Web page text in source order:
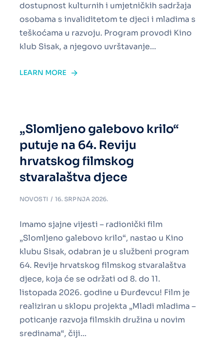
dostupnost kulturnih i umjetničkih sadržaja
osobama s invaliditetom te djeci i mladima s
teškoćama u razvoju. Program provodi Kino
klub Sisak, a njegovo uvrštavanje…
LEARN MORE
„Slomljeno galebovo krilo“
putuje na 64. Reviju
hrvatskog filmskog
stvaralaštva djece
NOVOSTI 16. SRPNJA 2026.
Imamo sjajne vijesti – radionički film
„Slomljeno galebovo krilo“, nastao u Kino
klubu Sisak, odabran je u službeni program
64. Revije hrvatskog filmskog stvaralaštva
djece, koja će se održati od 8. do 11.
listopada 2026. godine u Đurđevcu! Film je
realiziran u sklopu projekta „Mladi mladima –
poticanje razvoja filmskih družina u novim
sredinama“, čiji…